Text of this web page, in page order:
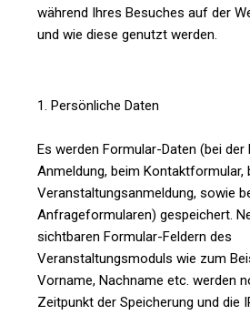
während Ihres Besuches auf der
und wie diese genutzt werden.
1. Persönliche Daten
Es werden Formular-Daten (bei
Anmeldung, beim Kontaktformular,
Veranstaltungsanmeldung, sowie
Anfrageformularen) gespeichert.
sichtbaren Formular-Feldern des
Veranstaltungsmoduls wie zum
Vorname, Nachname etc. werden
Zeitpunkt der Speicherung und die